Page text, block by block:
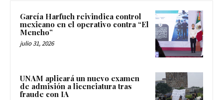
García Harfuch reivindica control
mexicano en el operativo contra “El
Mencho”
julio 31, 2026
UNAM aplicará un nuevo examen
de admisión a licenciatura tras
fraude con IA